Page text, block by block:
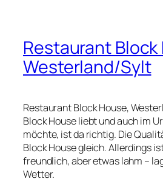
Restaurant Block
Westerland/Sylt
Restaurant Block House,
Block House liebt und auch im
möchte, ist da richtig. Die
Block House gleich. Allerdings
freundlich, aber etwas lahm –
Wetter.